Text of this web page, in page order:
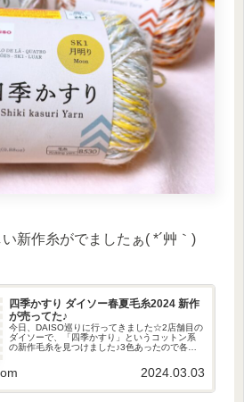
新作糸がでましたぁ( *´艸｀)
四季かすり ダイソー春夏毛糸2024 新作
が売ってた♪
今日、DAISO巡りに行ってきました☆2店舗目の
ダイソーで、「四季かすり」というコットン系
の新作毛糸を見つけました♪3色あったので各数
に似てる。なんだったかな...?ロット : 24-1...
2024.03.03